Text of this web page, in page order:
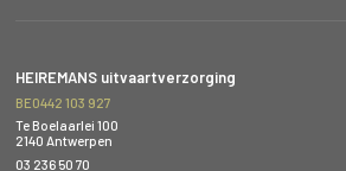
HEIREMANS uitvaartverzorging
BE0442 103 927
Te Boelaarlei 100
2140 Antwerpen
03 236 50 70